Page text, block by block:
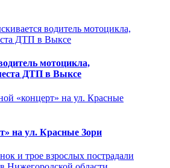
мотоцикла,
ДТП в Выксе
на ул. Красные Зори